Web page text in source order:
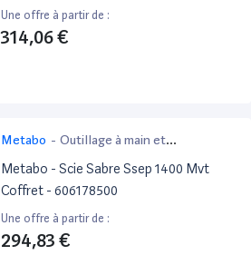
Metabox Wf 18 Ltx 125 Quick (Sans
Batterie)
Une offre à partir de :
314,06 €
Metabo - Outillage à main et
électroportatif
Metabo - Scie Sabre Ssep 1400 Mvt
Coffret - 606178500
Une offre à partir de :
294,83 €